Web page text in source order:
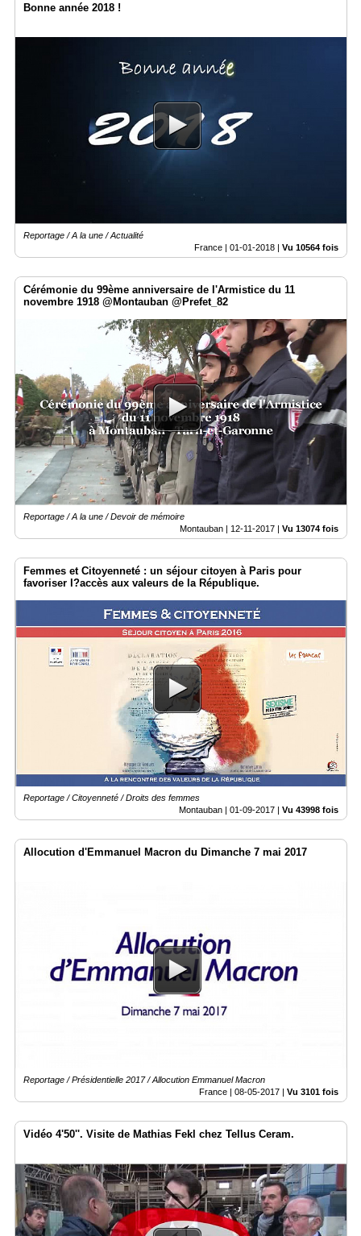
Bonne année 2018 !
Reportage / A la une / Actualité
France | 01-01-2018 | Vu 10564 fois
Cérémonie du 99ème anniversaire de l'Armistice du 11
novembre 1918 @Montauban @Prefet_82
Reportage / A la une / Devoir de mémoire
Montauban | 12-11-2017 | Vu 13074 fois
Femmes et Citoyenneté : un séjour citoyen à Paris pour
favoriser l?accès aux valeurs de la République.
Reportage / Citoyenneté / Droits des femmes
Montauban | 01-09-2017 Vu 43998 fois
Allocution d'Emmanuel Macron du Dimanche 7 mai 2017
Reportage / Présidentielle 2017 / Allocution Emmanuel Macron
France | 08-05-2017 | Vu 3101 fois
Vidéo 4'50''. Visite de Mathias Fekl chez Tellus Ceram.